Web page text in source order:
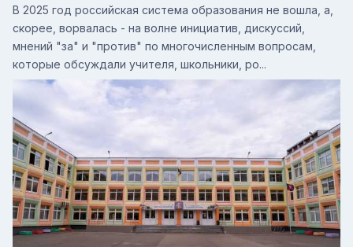
В 2025 год российская система образования не вошла, а,
скорее, ворвалась - на волне инициатив, дискуссий,
мнений "за" и "против" по многочисленным вопросам,
которые обсуждали учителя, школьники, ро...